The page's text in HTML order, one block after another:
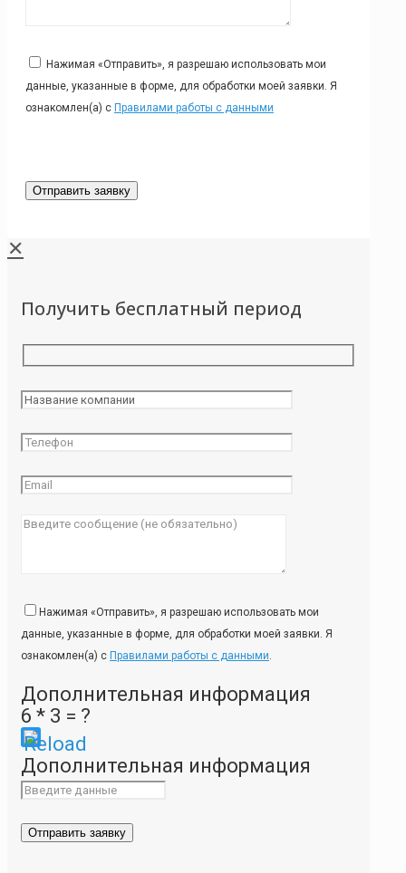
Нажимая «Отправить», я разрешаю использовать мои
данные, указанные в форме, для обработки моей заявки. Я
ознакомлен(а) с Правилами работы с данными
✕
Получить бесплатный период
Нажимая «Отправить», я разрешаю использовать мои
данные, указанные в форме, для обработки моей заявки. Я
ознакомлен(а) с Правилами работы с данными.
Дополнительная информация
6 * 3 = ?
Please
enter
characters
Дополнительная информация